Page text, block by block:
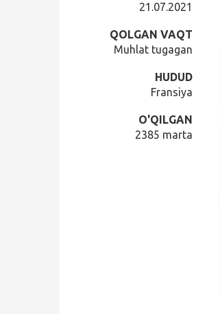
21.07.2021
QOLGAN VAQT
Muhlat tugagan
HUDUD
Fransiya
O'QILGAN
2385 marta